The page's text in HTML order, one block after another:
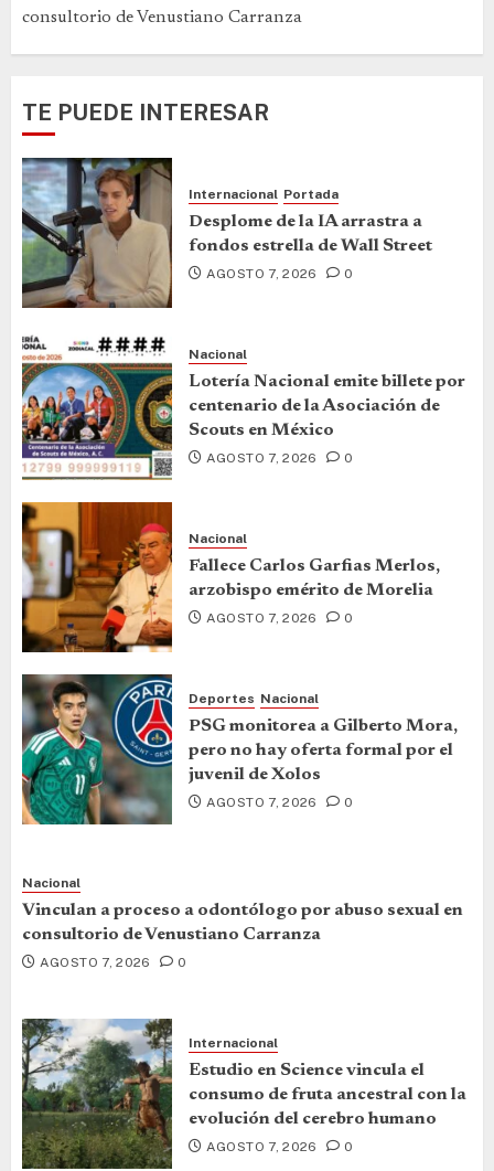
consultorio de Venustiano Carranza
TE PUEDE INTERESAR
Internacional Portada
Desplome de la IA arrastra a
fondos estrella de Wall Street
AGOSTO 7, 2026 0
Nacional
Lotería Nacional emite billete por
centenario de la Asociación de
Scouts en México
AGOSTO 7, 2026 0
Nacional
Fallece Carlos Garfias Merlos,
arzobispo emérito de Morelia
AGOSTO 7, 2026 0
Deportes Nacional
PSG monitorea a Gilberto Mora,
pero no hay oferta formal por el
juvenil de Xolos
AGOSTO 7, 2026 0
Nacional
Vinculan a proceso a odontólogo por abuso sexual en
consultorio de Venustiano Carranza
AGOSTO 7, 2026 0
Internacional
Estudio en Science vincula el
consumo de fruta ancestral con la
evolución del cerebro humano
AGOSTO 7, 2026 0